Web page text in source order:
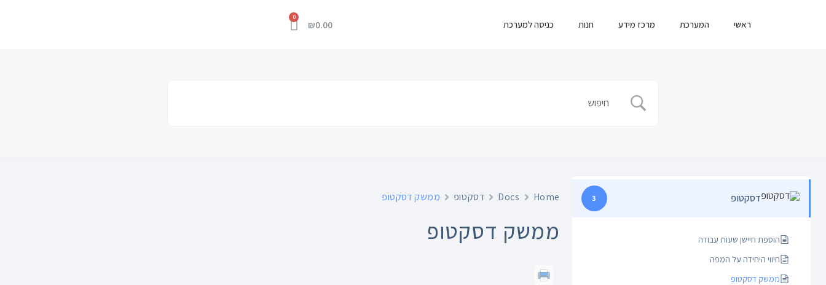
ראשי המערכת מרכז מידע חנות כניסה למערכת ₪0.00
דסקטופ 3
הוספת חיישן שעות עבודה
חיווי היחידה על המפה
ממשק דסקטופ
Home
Docs דסקטופ ממשק דסקטופ
ממשק דסקטופ